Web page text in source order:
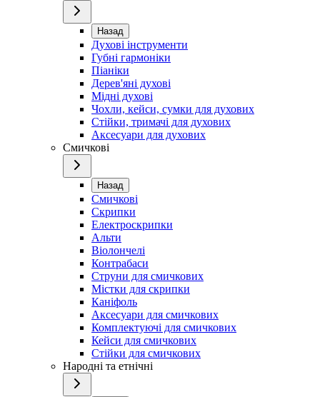
Назад
Духові інструменти
Губні гармоніки
Піаніки
Дерев'яні духові
Мідні духові
Чохли, кейси, сумки для духових
Стійки, тримачі для духових
Аксесуари для духових
Смичкові
Назад
Смичкові
Скрипки
Електроскрипки
Альти
Віолончелі
Контрабаси
Струни для смичкових
Містки для скрипки
Каніфоль
Аксесуари для смичкових
Комплектуючі для смичкових
Кейси для смичкових
Стійки для смичкових
Народні та етнічні